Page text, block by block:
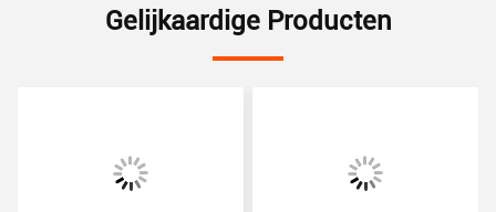
Gelijkaardige Producten